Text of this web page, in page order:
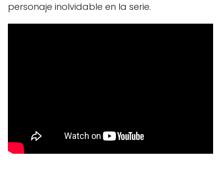
personaje inolvidable en la serie.